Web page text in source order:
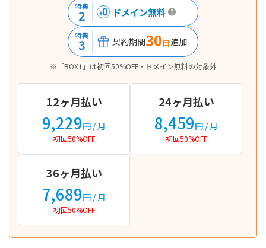
特典
2 ドメイン無料
特典
3 契約期間30日追加
※「BOX1」は初回50%OFF・ドメイン無料の対象外
12ヶ月払い
9,229円 / 月
初回50%OFF
24ヶ月払い
8,459円 / 月
初回50%OFF
36ヶ月払い
7,689円 / 月
初回50%OFF